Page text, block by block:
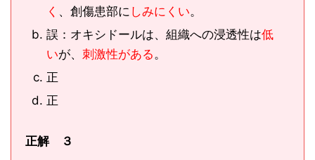
く 、創傷患部に しみにくい。
誤：オキシドールは、組織への浸透性は低
いが、 刺激性がある。
正
正
正解 ３